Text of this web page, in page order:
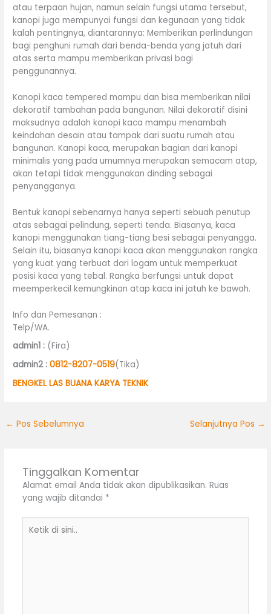
atau terpaan hujan, namun selain fungsi utama tersebut,
kanopi juga mempunyai fungsi dan kegunaan yang tidak
kalah pentingnya, diantarannya: Memberikan perlindungan
bagi penghuni rumah dari benda-benda yang jatuh dari
atas serta mampu memberikan privasi bagi
penggunannya.
Kanopi kaca tempered mampu dan bisa memberikan nilai
dekoratif tambahan pada bangunan. Nilai dekoratif disini
maksudnya adalah kanopi kaca mampu menambah
keindahan desain atau tampak dari suatu rumah atau
bangunan. Kanopi kaca, merupakan bagian dari kanopi
minimalis yang pada umumnya merupakan semacam atap,
akan tetapi tidak menggunakan dinding sebagai
penyangganya.
Bentuk kanopi sebenarnya hanya seperti sebuah penutup
atas sebagai pelindung, seperti tenda. Biasanya, kaca
kanopi menggunakan tiang-tiang besi sebagai penyangga.
Selain itu, biasanya kanopi kaca akan menggunakan rangka
yang kuat yang terbuat dari logam untuk memperkuat
posisi kaca yang tebal. Rangka berfungsi untuk dapat
meemperkecil kemungkinan atap kaca ini jatuh ke bawah.
Info dan Pemesanan :
Telp/WA.
admin1 : (Fira)
admin2 :0812-8207-0519(Tika)
BENGKEL LAS BUANA KARYA TEKNIK
← Pos Sebelumnya Selanjutnya Pos →
Tinggalkan Komentar
Alamat email Anda tidak akan dipublikasikan. Ruas
yang wajib ditandai *